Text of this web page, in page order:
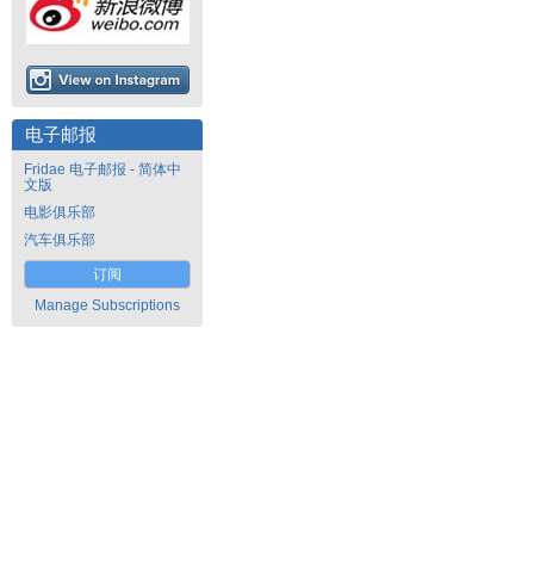
电子邮报
Fridae 电子邮报 - 简体中
文版
电影俱乐部
汽车俱乐部
订阅
Manage Subscriptions